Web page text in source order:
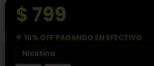
$ 799
10% OFF PAGANDO EN EFECTIVO
Nicotina